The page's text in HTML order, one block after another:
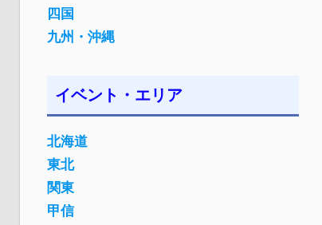
四国
九州・沖縄
イベント・エリア
北海道
東北
関東
甲信